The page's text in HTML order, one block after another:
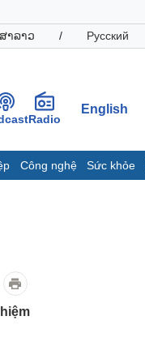
າລາວ / Русский
Radio
English
Công nghệ Sức khỏe